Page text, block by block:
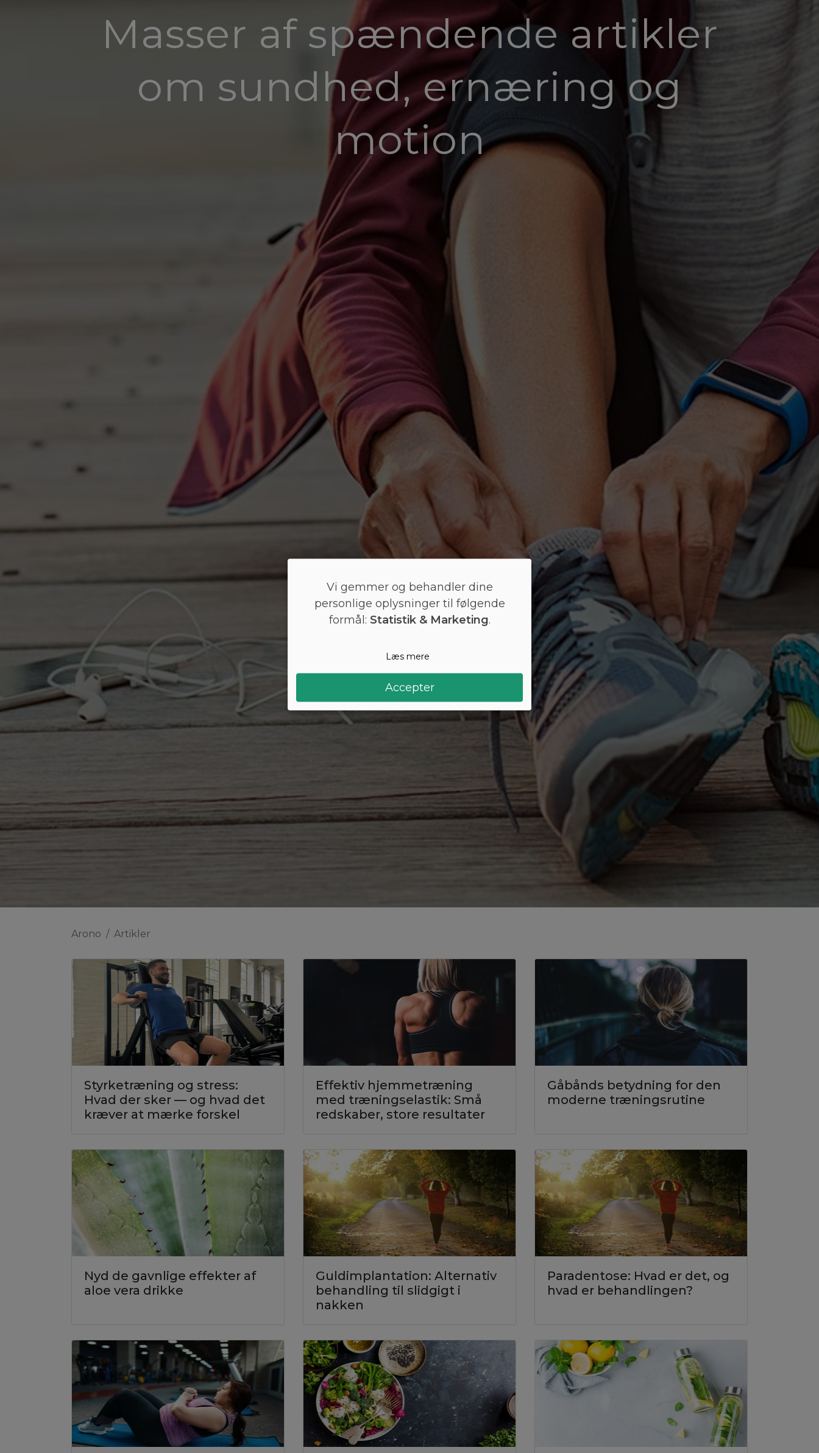
Masser af spændende artikler
om sundhed, ernæring og
motion
Arono Artikler
Styrketræning og stress:
Hvad der sker — og hvad det
kræver at mærke forskel
Effektiv hjemmetræning
med træningselastik: Små
redskaber, store resultater
Gåbånds betydning for den
moderne træningsrutine
Nyd de gavnlige effekter af
aloe vera drikke
Guldimplantation: Alternativ
behandling til slidgigt i
nakken
Paradentose: Hvad er det, og
hvad er behandlingen?
Vi gemmer og behandler dine
personlige oplysninger til følgende
formål: Statistik & Marketing.
Læs mere
Accepter